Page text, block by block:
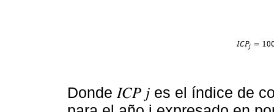
Donde 𝐼𝐶𝑃 𝑗 es el índice de